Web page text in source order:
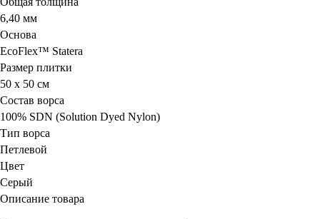
6,40 мм
Основа
EcoFlex™ Statera
Размер плитки
50 х 50 см
Состав ворса
100% SDN (Solution Dyed Nylon)
Тип ворса
Петлевой
Цвет
Серый
Описание товара